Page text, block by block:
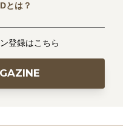
とは？
登録はこちら